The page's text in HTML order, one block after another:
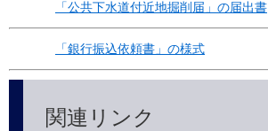
「公共下水道付近地掘削届」の届出書
「銀行振込依頼書」の様式
関連リンク